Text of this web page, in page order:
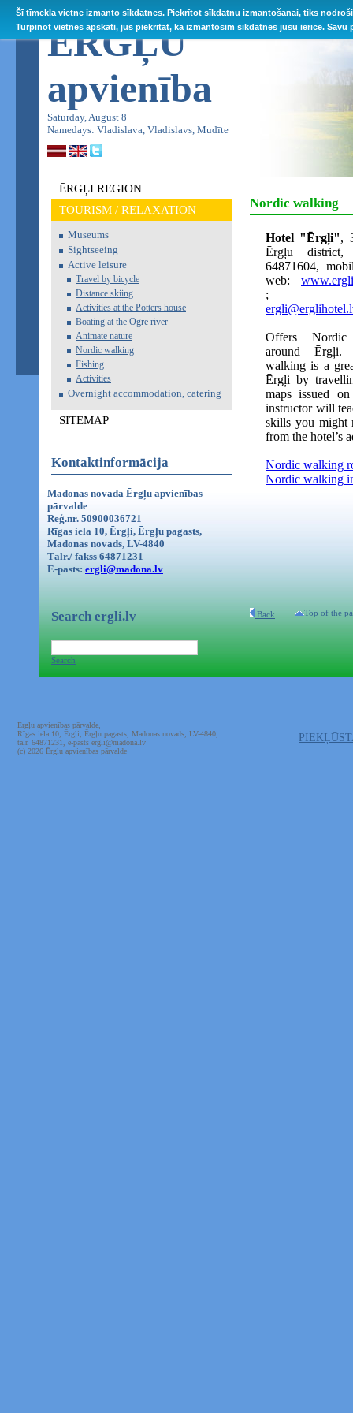
Šī tīmekļa vietne izmanto sīkdatnes. Piekrītot sīkdatņu izmantošanai, tiks
Turpinot vietnes apskati, jūs piekrītat, ka izmantosim sīkdatnes jūsu ierīcē.
ĒRGĻU
apvienība
Saturday, August 8
Namedays: Vladislava, Vladislavs, Mudīte
ĒRGĻI REGION
TOURISM / RELAXATION
Museums
Sightseeing
Active leisure
Travel by bicycle
Distance skiing
Activities at the Potters house
Boating at the Ogre river
Animate nature
Nordic walking
Fishing
Activities
Overnight accommodation, catering
SITEMAP
Kontaktinformācija
Madonas novada Ērgļu apvienības
pārvalde
Reģ.nr. 50900036721
Rīgas iela 10, Ērgļi, Ērgļu pagasts,
Madonas novads, LV-4840
Tālr./ fakss 64871231
E-pasts: ergli@madona.lv
Search ergli.lv
Search
Nordic walking
Hotel "Ērgļi",
Ērgļu
64871604,
web:
; e-
Offers
around Ērgļi.
walking is a
Ērgļi by
maps issued
instructor will
skills you might
from the hotel’s
Nordic walking
Nordic walking
Back Top of the
Ērgļu apvienības pārvalde,
Rīgas iela 10, Ērgļi, Ērgļu pagasts, Madonas novads, LV-4840,
tālr. 64871231, e-pasts ergli@madona.lv
(c) 2026 Ērgļu apvienības pārvalde